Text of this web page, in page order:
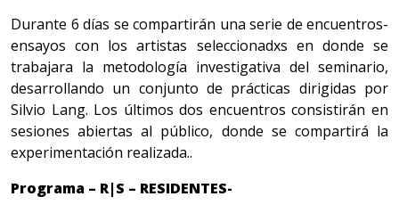
Durante 6 días se compartirán una serie de encuentros-
ensayos con los artistas seleccionadxs en donde se
trabajara la metodología investigativa del seminario,
desarrollando un conjunto de prácticas dirigidas por
Silvio Lang. Los últimos dos encuentros consistirán en
sesiones abiertas al público, donde se compartirá la
experimentación realizada..
Programa – R|S – RESIDENTES-